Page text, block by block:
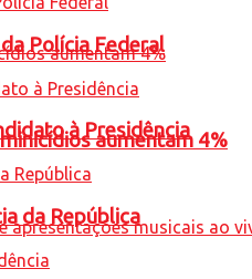
aumentam 4%
Polícia Federal
à Presidência
da República